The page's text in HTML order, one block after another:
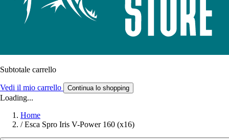
Subtotale carrello
Vedi il mio carrello Continua lo shopping
Loading...
Home
/ Esca Spro Iris V-Power 160 (x16)